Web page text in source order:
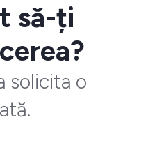
să-ți
solicita o